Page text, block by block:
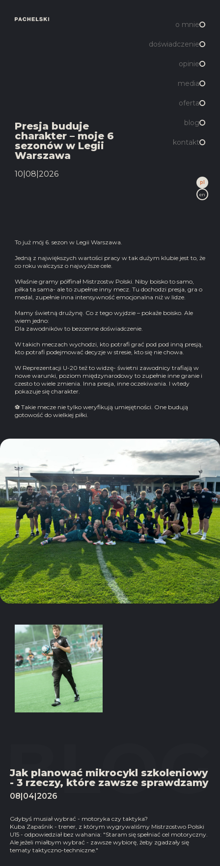
o mnie
doświadczenie
opinie
media
oferta
blog
kontakt
pl
en
Presja buduje
charakter – moje 6
sezonów w Legii
Warszawa
10|08|2026
To już mój 6. sezon w Legii Warszawa.
Jedną z największych wartości pracy w tak dużym klubie jest to, że
co roku walczysz o najwyższe cele.
Właśnie gramy półfinał Mistrzostw Polski. Niby boisko to samo,
piłka ta sama- ale to zupełnie inny mecz. Tu dochodzi presja, gra o
medal, zupełnie inna intensywność emocjonalna niż w lidze.
Mamy świetną drużynę. Co z tego wyjdzie – pokaże boisko. Ale
wiem jedno:
Dla zawodników to bezcenne doświadczenie.
W takich meczach wychodzi, kto potrafi grać pod pod inną presją,
kto potrafi podejmować decyzje w stresie, kto się nie chowa.
W Reprezentacji U-20 też to widzę- świetni zawodnicy trafiają w
nowe warunki, poziom międzynarodowy to zupełnie inne granie i
czesto to wiele zmienia. Inna presja, inne oczekiwania. I wtedy
pokazuje się charakter.
⚽ Takie mecze nie tylko weryfikują umiejętności. One budują
gotowość do wielkiej piłki.
Jak planować mikrocykl szkoleniowy
- 3 rzeczy, które zawsze sprawdzamy
08|04|2026
Gdybyś musiał wybrać - motoryka czy taktyka?
Kuba Zapaśnik - trener, z którym wygrywaliśmy Mistrzostwo Polski
U15 - odpowiedział bez wahania: "Staram się spełniać cel motoryczny.
Ale jeżeli miałbym wybrać - zawsze wybiorę, żeby zgadzały się
tematy taktyczno-techniczne."